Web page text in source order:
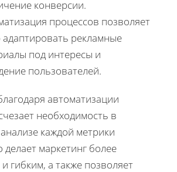
конверсии.
процессов позволяет
адаптировать рекламные
под интересы и
пользователей.
автоматизации
необходимость в
каждой метрики
маркетинг более
гибким, а также позволяет